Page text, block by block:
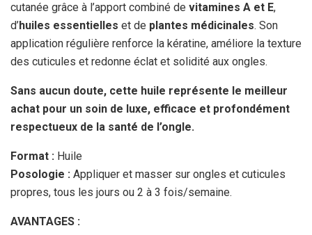
cutanée grâce à l’apport combiné de vitamines A et E,
d’huiles essentielles et de plantes médicinales. Son
application régulière renforce la kératine, améliore la texture
des cuticules et redonne éclat et solidité aux ongles.
Sans aucun doute, cette huile représente le meilleur
achat pour un soin de luxe, efficace et profondément
respectueux de la santé de l’ongle.
Format : Huile
Posologie : Appliquer et masser sur ongles et cuticules
propres, tous les jours ou 2 à 3 fois/semaine.
AVANTAGES :